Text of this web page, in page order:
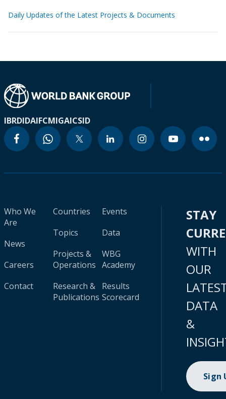
Daily Updates of the Latest Projects & Documents
IBRDIDAIFCMIGAICSID
Who We
Are
News
Careers
Contact
Countries
Topics
Projects &
Operations
Research &
Publications
Events
Data
WBG
Academy
Results
Scorecard
STAY
WITH
OUR
DATA
&
Sign